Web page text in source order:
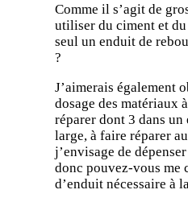
Comme il s’agit de
utiliser du ciment et
seul un enduit de
?
J’aimerais également
dosage des matériaux
réparer dont 3 dans un
large, à faire réparer
j’envisage de
donc pouvez-vous me
d’enduit nécessaire à